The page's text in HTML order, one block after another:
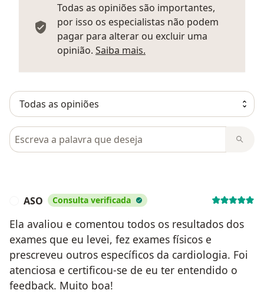
Todas as opiniões são importantes,
por isso os especialistas não podem
pagar para alterar ou excluir uma
opinião. Saiba mais.
Pesquisar em opiniões
ASO Consulta verificada
Ela avaliou e comentou todos os resultados dos
exames que eu levei, fez exames físicos e
prescreveu outros específicos da cardiologia. Foi
atenciosa e certificou-se de eu ter entendido o
feedback. Muito boa!